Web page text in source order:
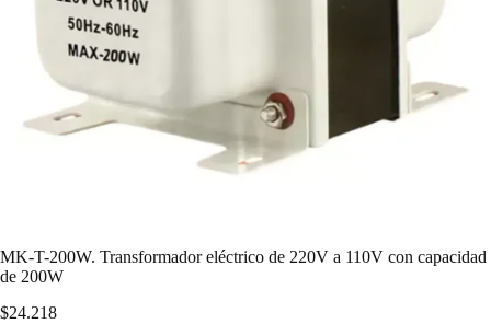
MK-T-200W. Transformador eléctrico de 220V a 110V con capacidad
de 200W
$24.218